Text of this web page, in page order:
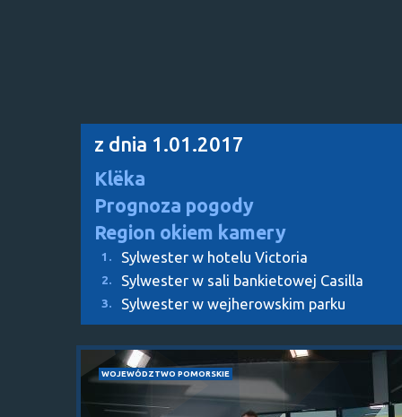
z dnia 1.01.2017
Klëka
Prognoza pogody
Region okiem kamery
1. Sylwester w hotelu Victoria
2. Sylwester w sali bankietowej Casilla
3. Sylwester w wejherowskim parku
WOJEWÓDZTWO POMORSKIE